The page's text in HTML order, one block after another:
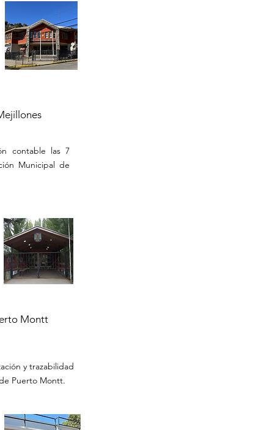
contable las 7
Municipal de
Montt
y trazabilidad
Puerto Montt.